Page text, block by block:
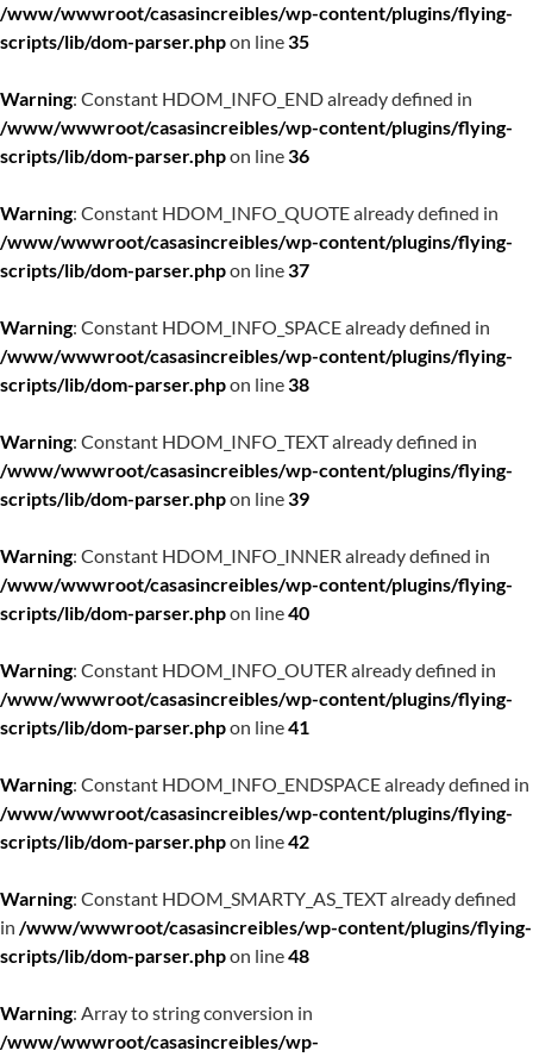
/www/wwwroot/casasincreibles/wp-content/plugins/flying-
scripts/lib/dom-parser.phpon line35
Warning: Constant HDOM_INFO_END already defined in
/www/wwwroot/casasincreibles/wp-content/plugins/flying-
scripts/lib/dom-parser.phpon line36
Warning: Constant HDOM_INFO_QUOTE already defined in
/www/wwwroot/casasincreibles/wp-content/plugins/flying-
scripts/lib/dom-parser.phpon line37
Warning: Constant HDOM_INFO_SPACE already defined in
/www/wwwroot/casasincreibles/wp-content/plugins/flying-
scripts/lib/dom-parser.phpon line38
Warning: Constant HDOM_INFO_TEXT already defined in
/www/wwwroot/casasincreibles/wp-content/plugins/flying-
scripts/lib/dom-parser.phpon line39
Warning: Constant HDOM_INFO_INNER already defined in
/www/wwwroot/casasincreibles/wp-content/plugins/flying-
scripts/lib/dom-parser.phpon line40
Warning: Constant HDOM_INFO_OUTER already defined in
/www/wwwroot/casasincreibles/wp-content/plugins/flying-
scripts/lib/dom-parser.phpon line41
Warning: Constant HDOM_INFO_ENDSPACE already defined in
/www/wwwroot/casasincreibles/wp-content/plugins/flying-
scripts/lib/dom-parser.phpon line42
Warning: Constant HDOM_SMARTY_AS_TEXT already defined
in /www/wwwroot/casasincreibles/wp-content/plugins/flying-
scripts/lib/dom-parser.phpon line48
Warning: Array to string conversion in
/www/wwwroot/casasincreibles/wp-